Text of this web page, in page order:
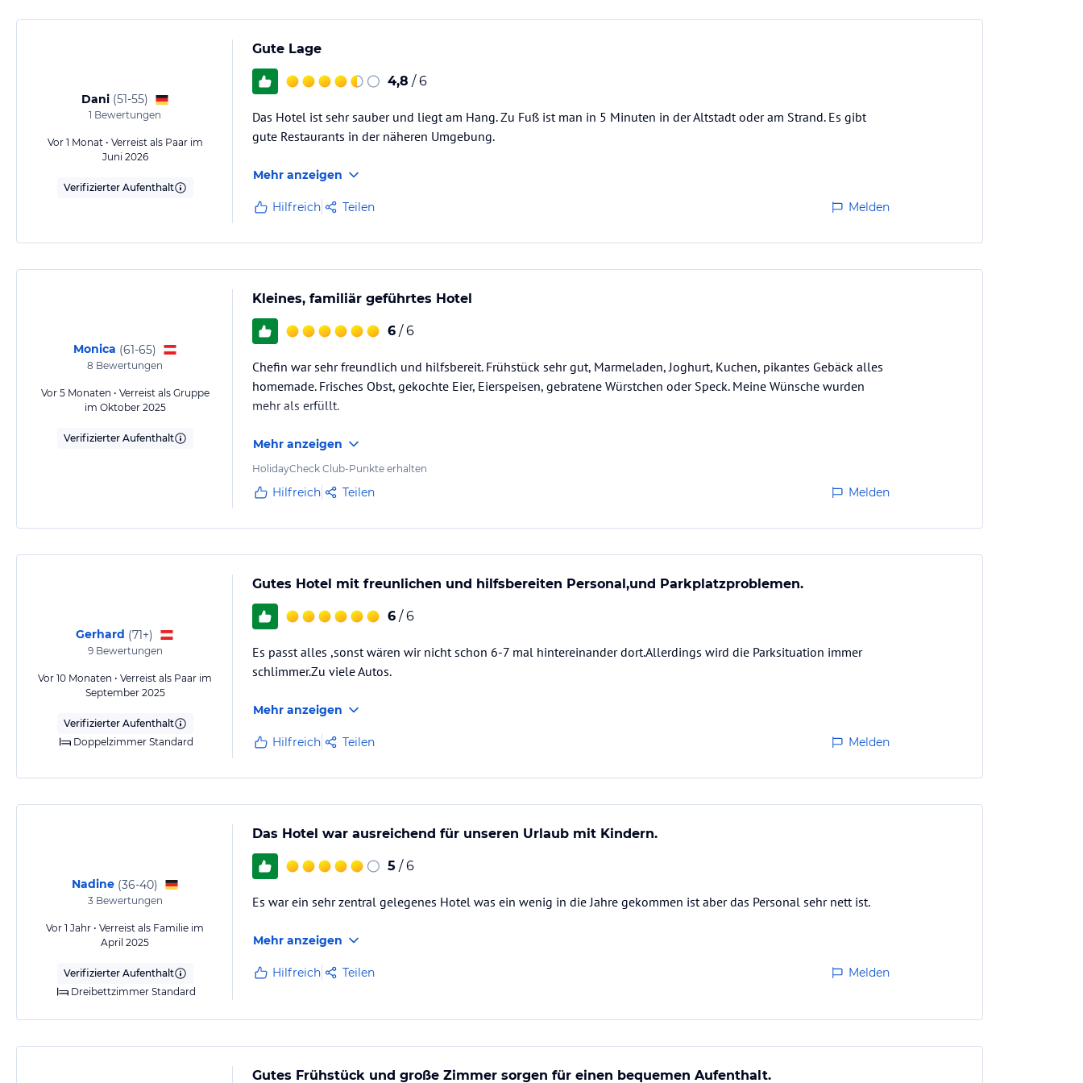
Dani (51-55)
1 Bewertungen
Vor 1 Monat • Verreist als Paar im
Juni 2026
Verifizierter Aufenthalt
Gute Lage
4,8 / 6
Das Hotel ist sehr sauber und liegt am Hang. Zu Fuß ist man in 5 Minuten in der Altstadt oder am Strand. Es gibt
gute Restaurants in der näheren Umgebung.
Mehr anzeigen
Hilfreich Teilen Melden
Monica (61-65)
8 Bewertungen
Vor 5 Monaten • Verreist als Gruppe
im Oktober 2025
Verifizierter Aufenthalt
Kleines, familiär geführtes Hotel
6 / 6
Chefin war sehr freundlich und hilfsbereit. Frühstück sehr gut, Marmeladen, Joghurt, Kuchen, pikantes Gebäck alles
homemade. Frisches Obst, gekochte Eier, Eierspeisen, gebratene Würstchen oder Speck. Meine Wünsche wurden
mehr als erfüllt.
Mehr anzeigen
HolidayCheck Club-Punkte erhalten
Hilfreich Teilen Melden
Gerhard (71+)
9Bewertungen
Vor 10 Monaten • Verreist als Paar im
September 2025
Verifizierter Aufenthalt
Doppelzimmer Standard
Gutes Hotel mit freunlichen und hilfsbereiten Personal,und Parkplatzproblemen.
6 / 6
Es passt alles ,sonst wären wir nicht schon 6-7 mal hintereinander dort.Allerdings wird die Parksituation immer
schlimmer.Zu viele Autos.
Mehr anzeigen
Hilfreich Teilen Melden
Nadine (36-40)
3Bewertungen
Vor 1 Jahr • Verreist als Familie im
April 2025
Verifizierter Aufenthalt
Dreibettzimmer Standard
Das Hotel war ausreichend für unseren Urlaub mit Kindern.
5 / 6
Es war ein sehr zentral gelegenes Hotel was ein wenig in die Jahre gekommen ist aber das Personal sehr nett ist.
Mehr anzeigen
Hilfreich Teilen Melden
Gutes Frühstück und große Zimmer sorgen für einen bequemen Aufenthalt.